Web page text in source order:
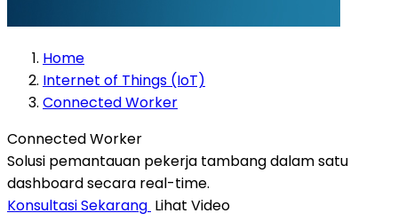
Home
Internet of Things (IoT)
Connected Worker
Connected Worker
Solusi pemantauan pekerja tambang dalam satu
dashboard secara real-time.
Konsultasi Sekarang Lihat Video